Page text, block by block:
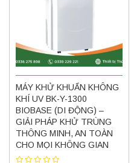
MÁY KHỬ KHUẨN KHÔNG
KHÍ UV BK-Y-1300
BIOBASE (DI ĐỘNG) –
GIẢI PHÁP KHỬ TRÙNG
THÔNG MINH, AN TOÀN
CHO MỌI KHÔNG GIAN